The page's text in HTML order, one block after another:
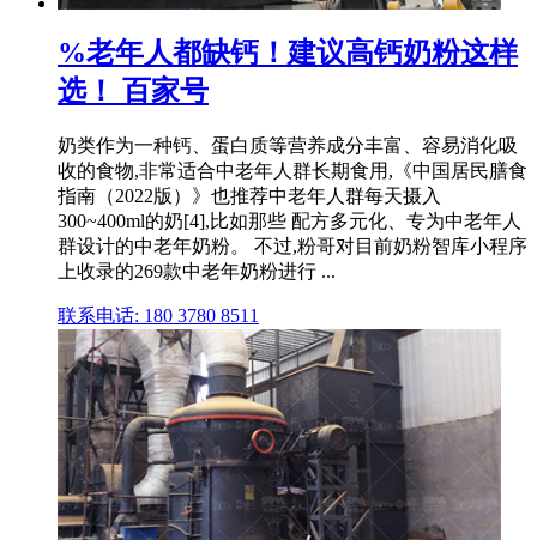
%老年人都缺钙！建议高钙奶粉这样
选！ 百家号
奶类作为一种钙、蛋白质等营养成分丰富、容易消化吸
收的食物,非常适合中老年人群长期食用,《中国居民膳食
指南（2022版）》也推荐中老年人群每天摄入
300~400ml的奶[4],比如那些 配方多元化、专为中老年人
群设计的中老年奶粉。 不过,粉哥对目前奶粉智库小程序
上收录的269款中老年奶粉进行 ...
联系电话: 180 3780 8511